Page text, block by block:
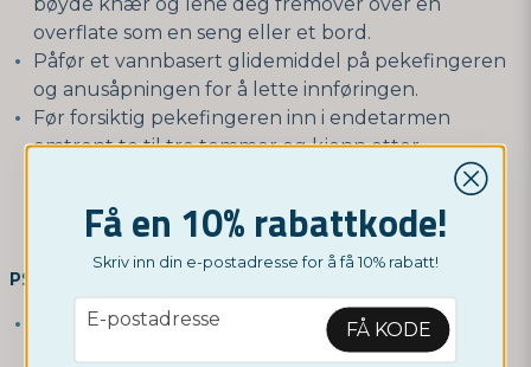
overflate som en seng eller et bord.
Påfør et vannbasert glidemiddel på pekefingeren
og anusåpningen for å lette innføringen.
Før forsiktig pekefingeren inn i endetarmen
omtrent to til tre tommer og kjenn etter
områder på prostatakjertelen. Prostata bør føles
som en myk og elastisk kule.
PSA-test (prostataspesifikt antigen):
Dette er en blodprøve som måler nivået av PSA i
blodet ditt. PSA er et protein som
Få en 10% rabattkode!
Skriv inn din e-postadresse for å få 10% rabatt!
email
E-postadresse FÅ KODE